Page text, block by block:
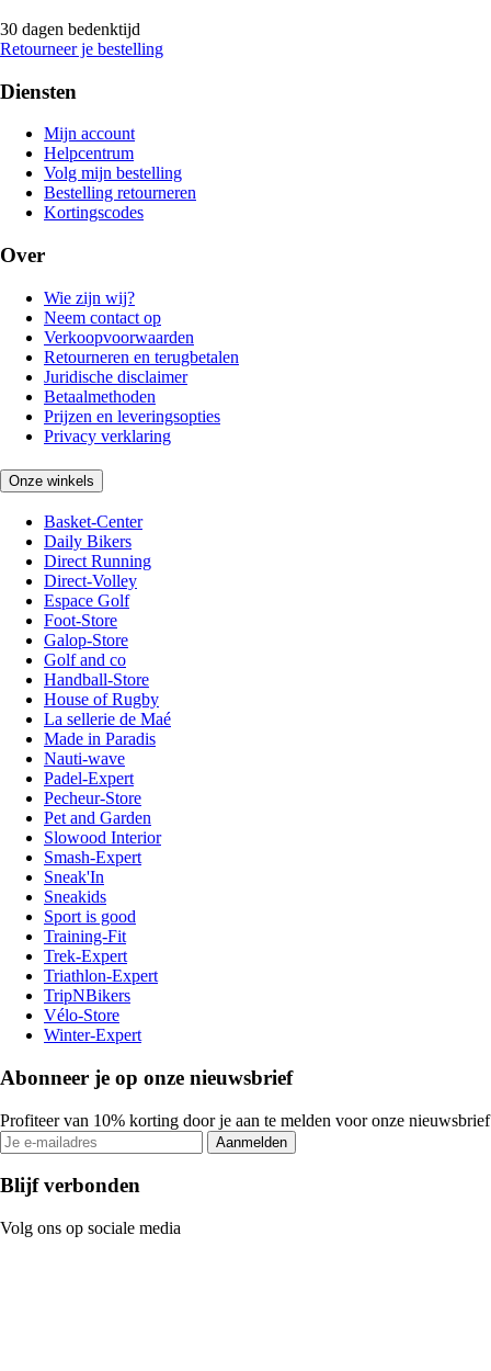
30 dagen bedenktijd
Retourneer je bestelling
Diensten
Mijn account
Helpcentrum
Volg mijn bestelling
Bestelling retourneren
Kortingscodes
Over
Wie zijn wij?
Neem contact op
Verkoopvoorwaarden
Retourneren en terugbetalen
Juridische disclaimer
Betaalmethoden
Prijzen en leveringsopties
Privacy verklaring
Onze winkels
Basket-Center
Daily Bikers
Direct Running
Direct-Volley
Espace Golf
Foot-Store
Galop-Store
Golf and co
Handball-Store
House of Rugby
La sellerie de Maé
Made in Paradis
Nauti-wave
Padel-Expert
Pecheur-Store
Pet and Garden
Slowood Interior
Smash-Expert
Sneak'In
Sneakids
Sport is good
Training-Fit
Trek-Expert
Triathlon-Expert
TripNBikers
Vélo-Store
Winter-Expert
Abonneer je op onze nieuwsbrief
Profiteer van 10% korting door je aan te melden voor onze nieuwsbrief
Aanmelden
Blijf verbonden
Volg ons op sociale media